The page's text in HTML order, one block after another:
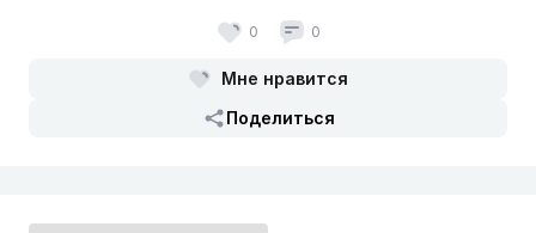
0 0
Мне нравится
Поделиться